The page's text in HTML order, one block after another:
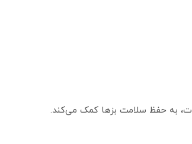
به حفظ سلامت بزها کمک می‌کند.